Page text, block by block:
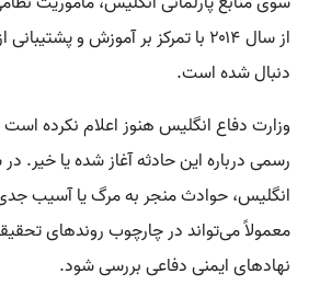
از سال ۲۰۱۴ با تمرکز بر آموزش و
دنبال شده است.
وزارت دفاع انگلیس هنوز اعلام نکرده است
رسمی درباره این حادثه آغاز شده یا خیر.
انگلیس، حوادث منجر به مرگ یا آسیب
معمولاً می‌تواند در چارچوب روندهای
نهادهای ایمنی دفاعی بررسی شود.